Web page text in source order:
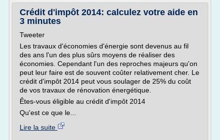
Crédit d'impôt 2014: calculez votre aide en
3 minutes
Tweeter
Les travaux d'économies d'énergie sont devenus au fil
des ans l'un des plus sûrs moyens de réaliser des
économies. Cependant l'un des reproches majeurs qu'on
peut leur faire est de souvent coûter relativement cher. Le
crédit d'impôt 2014 peut vous soulager de 25% du coût
de vos travaux de rénovation énergétique.
Êtes-vous éligible au crédit d'impôt 2014
Qu'est ce que le...
Lire la suite